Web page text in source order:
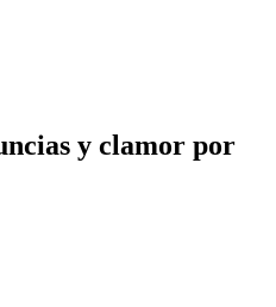
y clamor por